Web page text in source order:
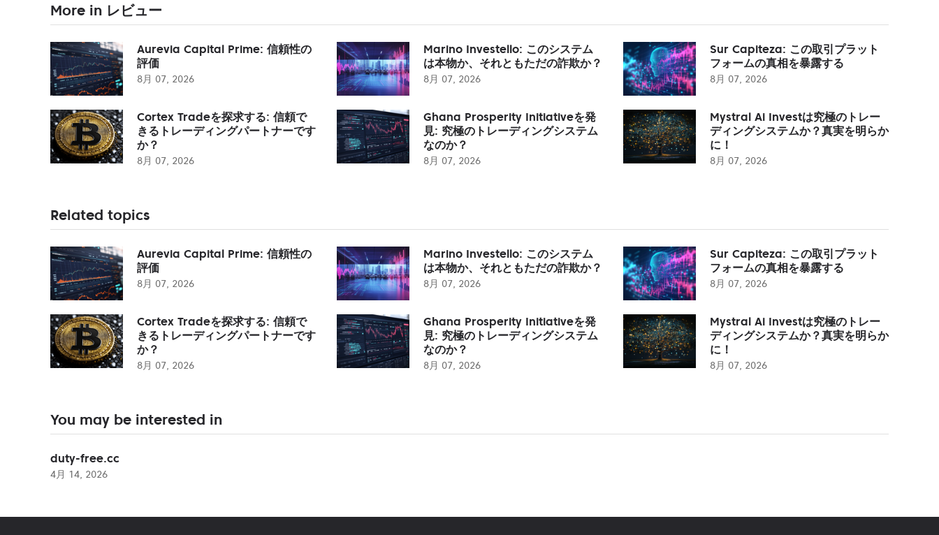
More in レビュー
Aurevia Capital Prime: 信頼性の
評価
8月 07, 2026
Marino Investello: このシステム
は本物か、それともただの詐欺か？
8月 07, 2026
Sur Capiteza: この取引プラット
フォームの真相を暴露する
8月 07, 2026
Cortex Tradeを探求する: 信頼で
きるトレーディングパートナーです
か？
8月 07, 2026
Ghana Prosperity Initiativeを発
見: 究極のトレーディングシステム
なのか？
8月 07, 2026
Mystral Ai Investは究極のトレー
ディングシステムか？真実を明らか
に！
8月 07, 2026
Related topics
Aurevia Capital Prime: 信頼性の
評価
8月 07, 2026
Marino Investello: このシステム
は本物か、それともただの詐欺か？
8月 07, 2026
Sur Capiteza: この取引プラット
フォームの真相を暴露する
8月 07, 2026
Cortex Tradeを探求する: 信頼で
きるトレーディングパートナーです
か？
8月 07, 2026
Ghana Prosperity Initiativeを発
見: 究極のトレーディングシステム
なのか？
8月 07, 2026
Mystral Ai Investは究極のトレー
ディングシステムか？真実を明らか
に！
8月 07, 2026
You may be interested in
duty-free.cc
4月 14, 2026